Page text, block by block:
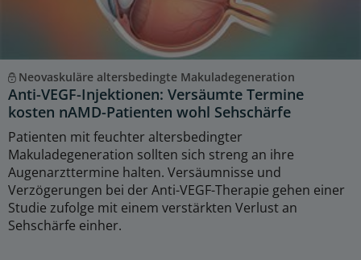
Neovaskuläre altersbedingte Makuladegeneration
Anti-VEGF-Injektionen: Versäumte Termine
kosten nAMD-Patienten wohl Sehschärfe
Patienten mit feuchter altersbedingter
Makuladegeneration sollten sich streng an ihre
Augenarzttermine halten. Versäumnisse und
Verzögerungen bei der Anti-VEGF-Therapie gehen einer
Studie zufolge mit einem verstärkten Verlust an
Sehschärfe einher.